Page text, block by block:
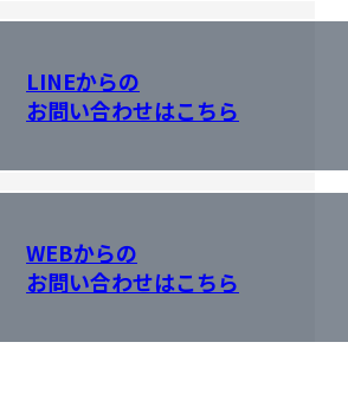
LINEからの
お問い合わせはこちら
WEBからの
お問い合わせはこちら